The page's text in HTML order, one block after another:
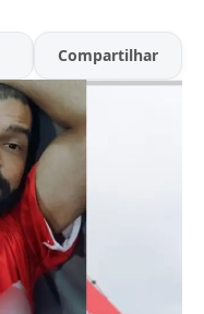
Compartilhar